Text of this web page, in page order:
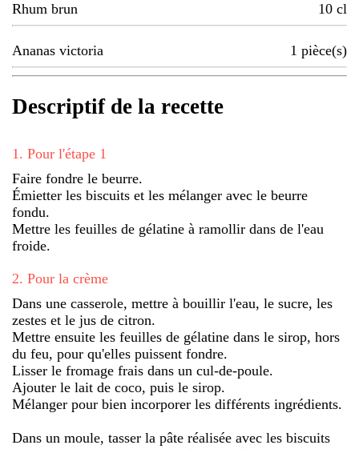
Rhum brun 10 cl
Ananas victoria 1 pièce(s)
Descriptif de la recette
1 . Pour l'étape 1
Faire fondre le beurre.
Émietter les biscuits et les mélanger avec le beurre
fondu.
Mettre les feuilles de gélatine à ramollir dans de l'eau
froide.
2. Pour la crème
Dans une casserole, mettre à bouillir l'eau, le sucre, les
zestes et le jus de citron.
Mettre ensuite les feuilles de gélatine dans le sirop, hors
du feu, pour qu'elles puissent fondre.
Lisser le fromage frais dans un cul-de-poule.
Ajouter le lait de coco, puis le sirop.
Mélanger pour bien incorporer les différents ingrédients.
Dans un moule, tasser la pâte réalisée avec les biscuits